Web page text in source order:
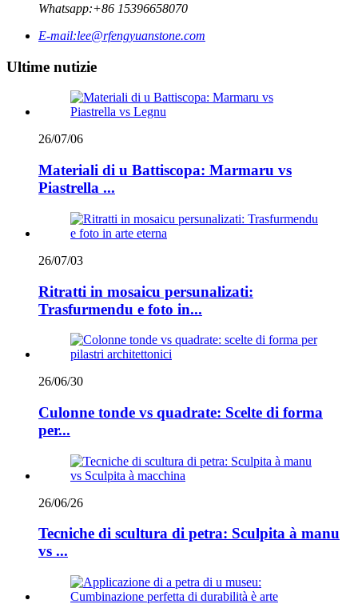
Whatsapp:+86 15396658070
E-mail:lee@rfengyuanstone.com
Ultime nutizie
26/07/06
Materiali di u Battiscopa: Marmaru vs
Piastrella ...
26/07/03
Ritratti in mosaicu persunalizati:
Trasfurmendu e foto in...
26/06/30
Culonne tonde vs quadrate: Scelte di forma
per...
26/06/26
Tecniche di scultura di petra: Sculpita à manu
vs ...